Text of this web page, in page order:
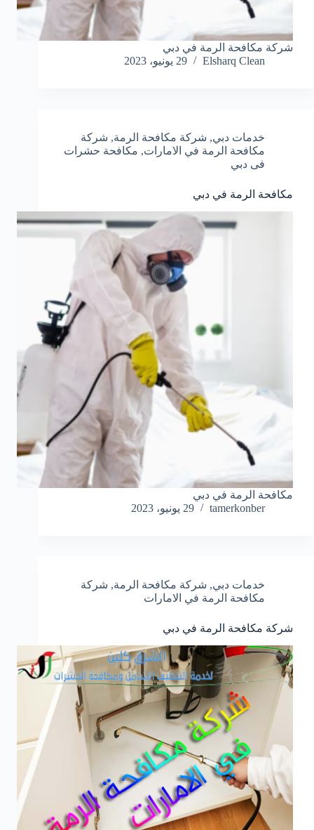
شركة مكافحة الرمة في دبي
Elsharq Clean
29 يونيو، 2023
خدمات دبي, شركة مكافحة الرمة, شركة
مكافحة الرمة في الامارات, مكافحة حشرات
فى دبي
مكافحة الرمة في دبي
مكافحة الرمة في دبي
tamerkonber
29 يونيو، 2023
خدمات دبي, شركة مكافحة الرمة, شركة
مكافحة الرمة في الامارات
شركة مكافحة الرمة في دبي